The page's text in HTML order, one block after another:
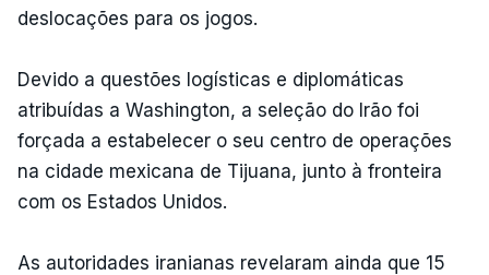
deslocações para os jogos.
Devido a questões logísticas e diplomáticas
atribuídas a Washington, a seleção do Irão foi
forçada a estabelecer o seu centro de operações
na cidade mexicana de Tijuana, junto à fronteira
com os Estados Unidos.
As autoridades iranianas revelaram ainda que 15